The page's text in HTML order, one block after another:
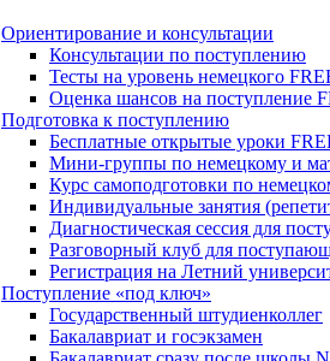
Ориентирование и консультации
Консультации по поступлению
Тесты на уровень немецкого
Оценка шансов на поступление
Подготовка к поступлению
Бесплатные открытые уроки
Мини-группы по немецкому и
Курс самоподготовки по
Индивидуальные занятия
Диагностическая сессия для
Разговорный клуб для
Регистрация на Летний
Поступление «под ключ»
Государственный штудиенколлег
Бакалавриат и госэкзамен